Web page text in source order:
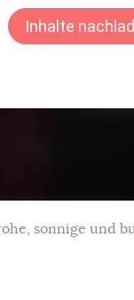
sonnige und